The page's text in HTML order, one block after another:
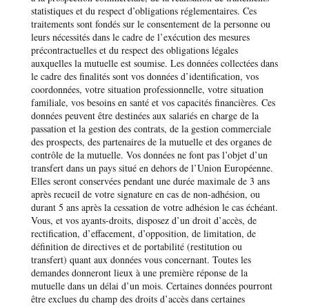
statistiques et du respect d’obligations réglementaires. Ces
traitements sont fondés sur le consentement de la personne ou
leurs nécessités dans le cadre de l’exécution des mesures
précontractuelles et du respect des obligations légales
auxquelles la mutuelle est soumise. Les données collectées dans
le cadre des finalités sont vos données d’identification, vos
coordonnées, votre situation professionnelle, votre situation
familiale, vos besoins en santé et vos capacités financières. Ces
données peuvent être destinées aux salariés en charge de la
passation et la gestion des contrats, de la gestion commerciale
des prospects, des partenaires de la mutuelle et des organes de
contrôle de la mutuelle. Vos données ne font pas l’objet d’un
transfert dans un pays situé en dehors de l’Union Européenne.
Elles seront conservées pendant une durée maximale de 3 ans
après recueil de votre signature en cas de non-adhésion, ou
durant 5 ans après la cessation de votre adhésion le cas échéant.
Vous, et vos ayants-droits, disposez d’un droit d’accès, de
rectification, d’effacement, d’opposition, de limitation, de
définition de directives et de portabilité (restitution ou
transfert) quant aux données vous concernant. Toutes les
demandes donneront lieux à une première réponse de la
mutuelle dans un délai d’un mois. Certaines données pourront
être exclues du champ des droits d’accès dans certaines